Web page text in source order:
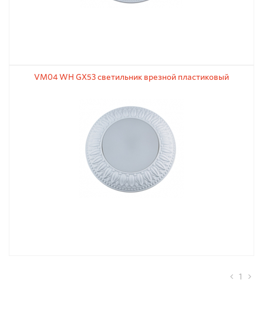
VM04 WH GX53 светильник врезной пластиковый
1